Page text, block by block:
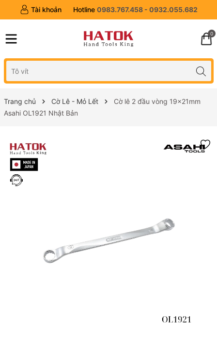
Tài khoản Hotline 0983.767.458 - 0932.055.682
0
Trang chủ Cờ Lê - Mỏ Lết
Cờ lê 2 đầu vòng 19x21mm
Asahi OL1921 Nhật Bản